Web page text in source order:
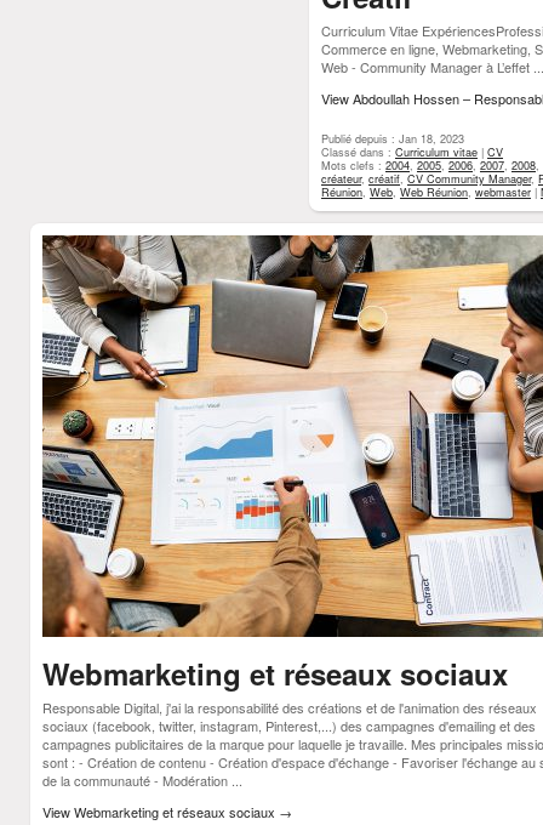
Curriculum Vitae
Commerce en ligne, Webmarketing,
Web - Community Manager à L’effet ...
View Abdoullah Hossen –
Publié depuis : Jan 18, 2023
Classé dans : Curriculum vitae | CV
Mots clefs : 2004, 2005, 2006, 2007, 2008,
créateur, créatif, CV Community Manager,
Réunion, Web, Web Réunion, webmaster |
Webmarketing et réseaux sociaux
Responsable Digital, j'ai la responsabilité des créations et de l'animation des réseaux
sociaux (facebook, twitter, instagram, Pinterest,...) des campagnes d'emailing et des
campagnes publicitaires de la marque pour laquelle je travaille. Mes principales
sont : - Création de contenu - Création d'espace d'échange - Favoriser l'échange au
de la communauté - Modération ...
View Webmarketing et réseaux sociaux →